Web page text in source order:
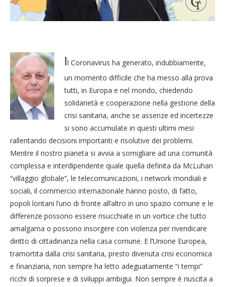
Il Coronavirus ha generato, indubbiamente,
un momento difficile che ha messo alla prova
tutti, in Europa e nel mondo, chiedendo
solidarietà e cooperazione nella gestione della
crisi sanitaria, anche se assenze ed incertezze
si sono accumulate in questi ultimi mesi
rallentando decisioni importanti e risolutive dei problemi.
Mentre il nostro pianeta si avvia a somigliare ad una comunità
complessa e interdipendente quale quella definita da McLuhan
“villaggio globale”, le telecomunicazioni, i network mondiali e
sociali, il commercio internazionale hanno posto, di fatto,
popoli lontani l’uno di fronte all’altro in uno spazio comune e le
differenze possono essere risucchiate in un vortice che tutto
amalgama o possono insorgere con violenza per rivendicare
diritto di cittadinanza nella casa comune. E l’Unione Europea,
tramortita dalla crisi sanitaria, presto divenuta crisi economica
e finanziaria, non sempre ha letto adeguatamente “i tempi”
ricchi di sorprese e di sviluppi ambigui. Non sempre è riuscita a